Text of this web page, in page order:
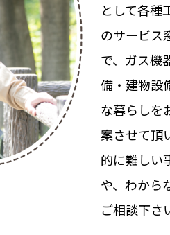
として各種
のサービス
で、ガス機
備・建物設
な暮らしを
案させて頂
的に難しい
や、わから
ご相談下さ